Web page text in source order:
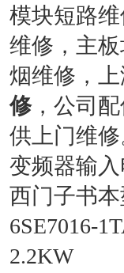
模块短路
维修，主
烟维修，
修，公司
供上门维
变频器输
西门子书
6SE7016-
2.2KW